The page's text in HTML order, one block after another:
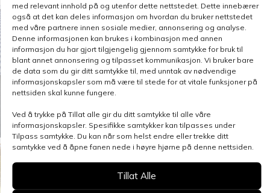
med relevant innhold på og utenfor dette nettstedet. Dette innebærer
også at det kan deles informasjon om hvordan du bruker nettstedet
med våre partnere innen sosiale medier, annonsering og analyse.
Denne informasjonen kan brukes i kombinasjon med annen
informasjon du har gjort tilgjengelig gjennom samtykke for bruk til
blant annet annonsering og tilpasset kommunikasjon. Vi bruker bare
de data som du gir ditt samtykke til, med unntak av nødvendige
informasjonskapsler som må være til stede for at vitale funksjoner på
nettsiden skal kunne fungere.
Ved å trykke på Tillat alle gir du ditt samtykke til alle våre
informasjonskapsler. Spesifikke samtykker kan tilpasses under
Tilpass samtykke. Du kan når som helst endre eller trekke ditt
samtykke ved å åpne fanen nede i høyre hjørne på denne nettsiden.
Tillat Alle